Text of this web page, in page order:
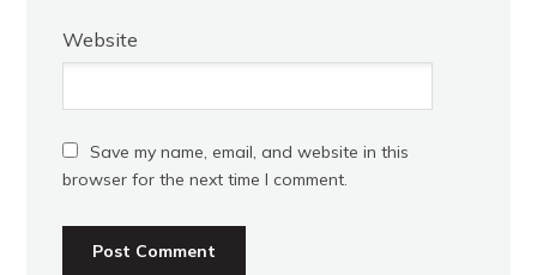
Website
Save my name, email, and website in this
browser for the next time I comment.